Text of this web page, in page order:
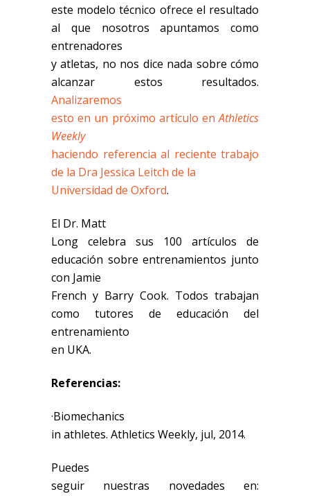
este modelo técnico ofrece el resultado
al que nosotros apuntamos como
entrenadores
y atletas, no nos dice nada sobre cómo
alcanzar estos resultados.
Analizaremos
esto en un próximo artículo enAthletics
Weekly
haciendo referencia al reciente trabajo
de la Dra Jessica Leitch de la
Universidad de Oxford.
El Dr. Matt
Long celebra sus 100 artículos de
educación sobre entrenamientos junto
con Jamie
French y Barry Cook. Todos trabajan
como tutores de educación del
entrenamiento
en UKA.
Referencias:
·Biomechanics
in athletes. Athletics Weekly, jul, 2014.
Puedes
seguir nuestras novedades en: